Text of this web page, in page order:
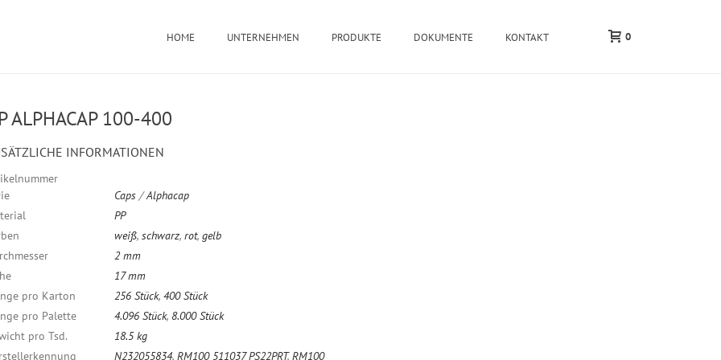
HOME UNTERNEHMEN PRODUKTE DOKUMENTE KONTAKT 0
ALPHACAP 100-400
INFORMATIONEN
Caps/Alphacap
PP
weiß, schwarz, rot, gelb
2 mm
17 mm
pro Karton
256 Stück, 400 Stück
pro Palette
4.096 Stück, 8.000 Stück
pro Tsd.
18.5 kg
N232055834, RM100 511037 PS22PRT,RM100